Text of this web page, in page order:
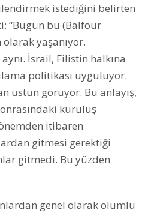
istediğini belirten
“Bugün bu (Balfour
olarak yaşanıyor.
İsrail, Filistin halkına
politikası uyguluyor.
üstün görüyor. Bu anlayış,
kuruluş
itibaren
gitmesi gerektiği
gitmedi. Bu yüzden
genel olarak olumlu